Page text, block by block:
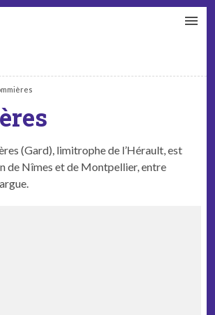
(Gard), lim­itro­phe de l’Hérault, est
de Nîmes et de Mont­pel­li­er, entre